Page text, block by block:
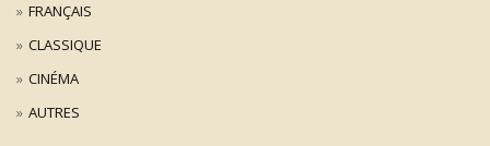
FRANÇAIS
CLASSIQUE
CINÉMA
AUTRES